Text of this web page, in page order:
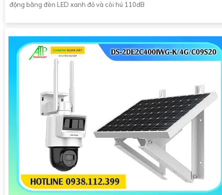
động bằng đèn LED xanh đỏ và còi hú 110dB